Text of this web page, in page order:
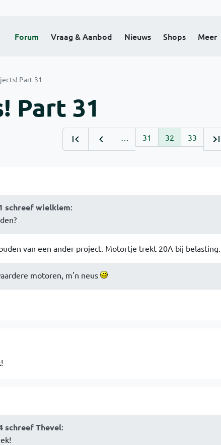
Forum Vraag & Aanbod Nieuws Shops Meer
Part 31
Part 31
… 31 32 33
schreef wielklem:
van een ander project. Motortje trekt 20A bij belasting.
motoren, m'n neus
schreef Thevel: